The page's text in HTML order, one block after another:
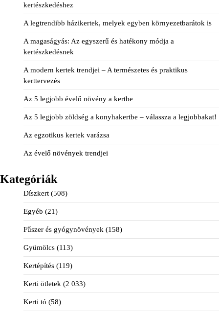
kertészkedéshez
A legtrendibb házikertek, melyek egyben környezetbarátok is
A magaságyás: Az egyszerű és hatékony módja a
kertészkedésnek
A modern kertek trendjei – A természetes és praktikus
kerttervezés
Az 5 legjobb évelő növény a kertbe
Az 5 legjobb zöldség a konyhakertbe – válassza a legjobbakat!
Az egzotikus kertek varázsa
Az évelő növények trendjei
Kategóriák
Díszkert (508)
Egyéb (21)
Fűszer és gyógynövények (158)
Gyümölcs (113)
Kertépítés (119)
Kerti ötletek (2 033)
Kerti tó (58)